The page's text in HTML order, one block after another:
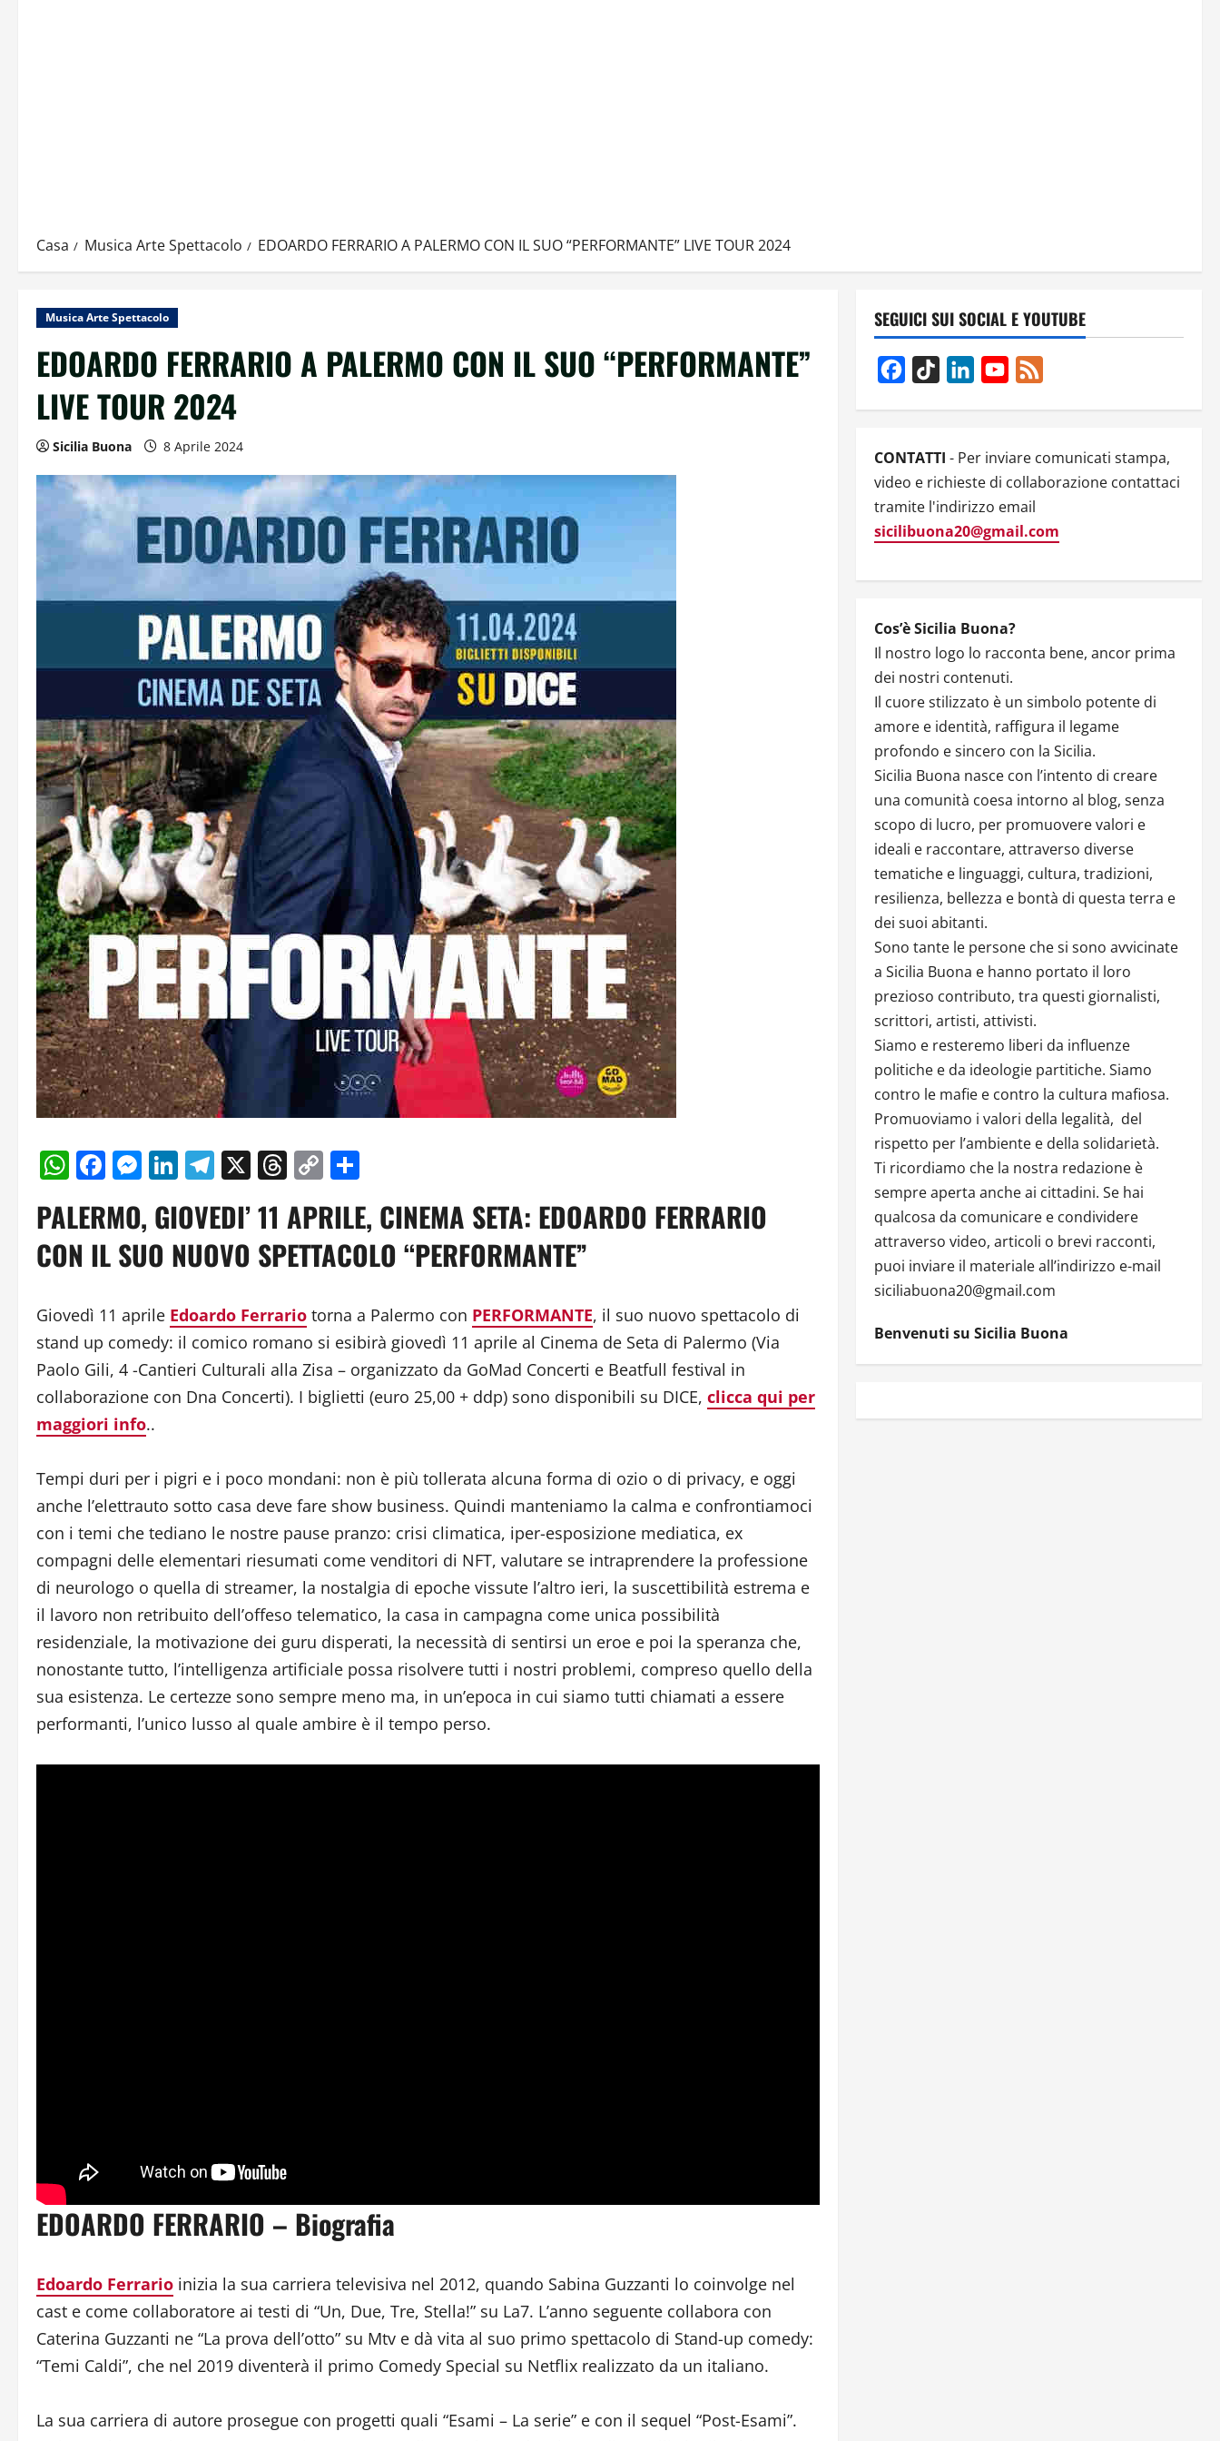
Casa Musica Arte Spettacolo EDOARDO FERRARIO A PALERMO CON IL SUO “PERFORMANTE” LIVE TOUR 2024
Musica Arte Spettacolo
EDOARDO FERRARIO A PALERMO CON IL SUO “PERFORMANTE”
LIVE TOUR 2024
Sicilia Buona 8 Aprile 2024
WhatsApp
Facebook
Messenger
LinkedIn
Telegram
X Threads
Copy
PALERMO, GIOVEDI’ 11 APRILE, CINEMA SETA: EDOARDO FERRARIO
CON IL SUO NUOVO SPETTACOLO “PERFORMANTE”
Giovedì 11 aprile Edoardo Ferrario torna a Palermo con PERFORMANTE, il suo nuovo spettacolo di
stand up comedy: il comico romano si esibirà giovedì 11 aprile al Cinema de Seta di Palermo (Via
Paolo Gili, 4 -Cantieri Culturali alla Zisa – organizzato da GoMad Concerti e Beatfull festival in
collaborazione con Dna Concerti). I biglietti (euro 25,00 + ddp) sono disponibili su DICE, clicca qui per
maggiori info..
Tempi duri per i pigri e i poco mondani: non è più tollerata alcuna forma di ozio o di privacy, e oggi
anche l’elettrauto sotto casa deve fare show business. Quindi manteniamo la calma e confrontiamoci
con i temi che tediano le nostre pause pranzo: crisi climatica, iper-esposizione mediatica, ex
compagni delle elementari riesumati come venditori di NFT, valutare se intraprendere la professione
di neurologo o quella di streamer, la nostalgia di epoche vissute l’altro ieri, la suscettibilità estrema e
il lavoro non retribuito dell’offeso telematico, la casa in campagna come unica possibilità
residenziale, la motivazione dei guru disperati, la necessità di sentirsi un eroe e poi la speranza che,
nonostante tutto, l’intelligenza artificiale possa risolvere tutti i nostri problemi, compreso quello della
sua esistenza. Le certezze sono sempre meno ma, in un’epoca in cui siamo tutti chiamati a essere
performanti, l’unico lusso al quale ambire è il tempo perso.
EDOARDO FERRARIO – Biografia
Edoardo Ferrario inizia la sua carriera televisiva nel 2012, quando Sabina Guzzanti lo coinvolge nel
cast e come collaboratore ai testi di “Un, Due, Tre, Stella!” su La7. L’anno seguente collabora con
Caterina Guzzanti ne “La prova dell’otto” su Mtv e dà vita al suo primo spettacolo di Stand-up comedy:
“Temi Caldi”, che nel 2019 diventerà il primo Comedy Special su Netflix realizzato da un italiano.
La sua carriera di autore prosegue con progetti quali “Esami – La serie” e con il sequel “Post-Esami”.
SEGUICI SUI SOCIAL E YOUTUBE
Facebook
TikTok LinkedInYouTube
CONTATTI - Per inviare comunicati stampa,
video e richieste di collaborazione contattaci
tramite l'indirizzo email
sicilibuona20@gmail.com
Cos’è Sicilia Buona?
Il nostro logo lo racconta bene, ancor prima
dei nostri contenuti.
Il cuore stilizzato è un simbolo potente di
amore e identità, raffigura il legame
profondo e sincero con la Sicilia.
Sicilia Buona nasce con l’intento di creare
una comunità coesa intorno al blog, senza
scopo di lucro, per promuovere valori e
ideali e raccontare, attraverso diverse
tematiche e linguaggi, cultura, tradizioni,
resilienza, bellezza e bontà di questa terra e
dei suoi abitanti.
Sono tante le persone che si sono avvicinate
a Sicilia Buona e hanno portato il loro
prezioso contributo, tra questi giornalisti,
scrittori, artisti, attivisti.
Siamo e resteremo liberi da influenze
politiche e da ideologie partitiche. Siamo
contro le mafie e contro la cultura mafiosa.
Promuoviamo i valori della legalità, del
rispetto per l’ambiente e della solidarietà.
Ti ricordiamo che la nostra redazione è
sempre aperta anche ai cittadini. Se hai
qualcosa da comunicare e condividere
attraverso video, articoli o brevi racconti,
puoi inviare il materiale all’indirizzo e-mail
siciliabuona20@gmail.com
Benvenuti su Sicilia Buona